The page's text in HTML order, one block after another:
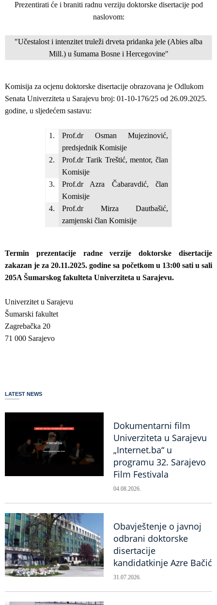
Prezentirati će i braniti radnu verziju doktorske disertacije pod
naslovom:
"Učestalost i intenzitet truleži drveta pridanka jele (Abies alba
Mill.) u šumama Bosne i Hercegovine"
Komisija za ocjenu doktorske disertacije obrazovana je Odlukom
Senata Univerziteta u Sarajevu broj: 01-10-176/25 od 26.09.2025.
godine, u sljedećem sastavu:
1.
Prof.dr Osman Mujezinović,
predsjednik Komisije
2.
Prof.dr Tarik Treštić, mentor, član
Komisije
3.
Prof.dr Azra Čabaravdić, član
Komisije
4.
Prof.dr Mirza Dautbašić,
zamjenski član Komisije
Termin prezentacije radne verzije doktorske disertacije
zakazan je za 20.11.2025. godine sa početkom u 13:00 sati u sali
205A Šumarskog fakulteta Univerziteta u Sarajevu.
Univerzitet u Sarajevu
Šumarski fakultet
Zagrebačka 20
71 000 Sarajevo
LATEST NEWS
Dokumentarni film
Univerziteta u Sarajevu
„Internet.ba“ u
programu 32. Sarajevo
Film Festivala
04.08.2026.
Obavještenje o javnoj
odbrani doktorske
disertacije
kandidatkinje Azre Bačić
31.07.2026.